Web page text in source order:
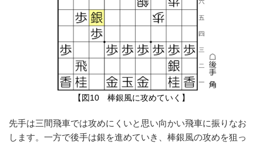
【図10 棒銀風に攻めていく】
先手は三間飛車では攻めにくいと思い向かい飛車に振りなお
します。一方で後手は銀を進めていき、棒銀風の攻めを狙っ